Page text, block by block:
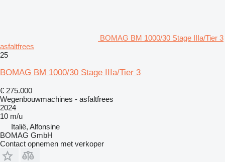
BOMAG BM 1000/30 Stage IIIa/Tier 3
asfaltfrees
25
BOMAG BM 1000/30 Stage IIIa/Tier 3
€ 275.000
Wegenbouwmachines - asfaltfrees
2024
10 m/u
Italië, Alfonsine
BOMAG GmbH
Contact opnemen met verkoper